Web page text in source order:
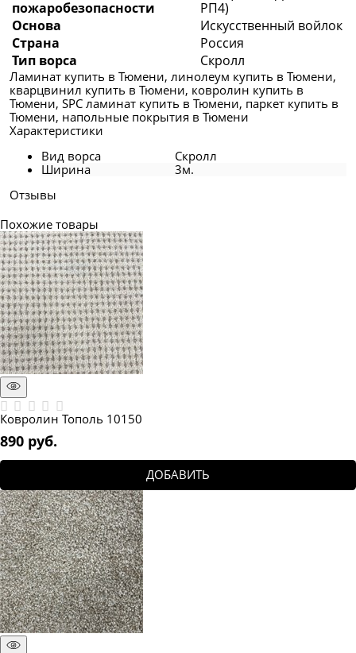
пожаробезопасности
РП4)
Основа
Искусственный войлок
Страна
Россия
Тип ворса
Скролл
Ламинат купить в Тюмени, линолеум купить в Тюмени,
кварцвинил купить в Тюмени, ковролин купить в
Тюмени, SPC ламинат купить в Тюмени, паркет купить в
Тюмени, напольные покрытия в Тюмени
Характеристики
Вид ворса
Скролл
Ширина
3м.
Отзывы
Похожие товары
Ковролин Тополь 10150
890 руб.
ДОБАВИТЬ